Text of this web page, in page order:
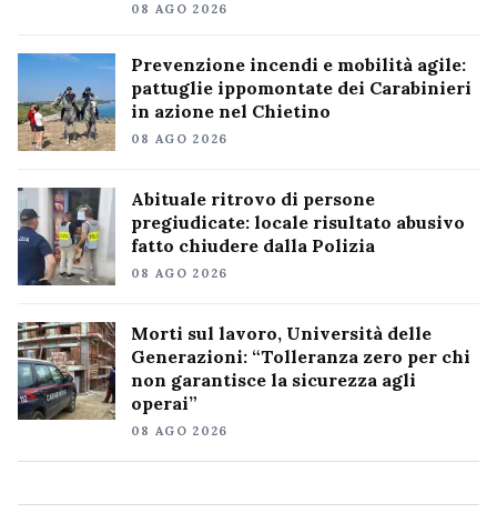
08 AGO 2026
Prevenzione incendi e mobilità agile:
pattuglie ippomontate dei Carabinieri
in azione nel Chietino
08 AGO 2026
Abituale ritrovo di persone
pregiudicate: locale risultato abusivo
fatto chiudere dalla Polizia
08 AGO 2026
Morti sul lavoro, Università delle
Generazioni: “Tolleranza zero per chi
non garantisce la sicurezza agli
operai”
08 AGO 2026